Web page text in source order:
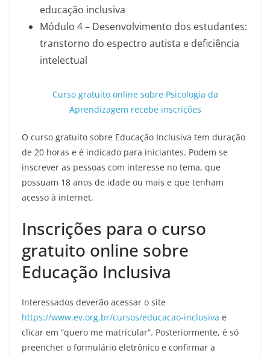
educação inclusiva
Módulo 4 – Desenvolvimento dos estudantes:
transtorno do espectro autista e deficiência
intelectual
Curso gratuito online sobre Psicologia da
Aprendizagem recebe inscrições
O curso gratuito sobre Educação Inclusiva tem duração
de 20 horas e é indicado para iniciantes. Podem se
inscrever as pessoas com interesse no tema, que
possuam 18 anos de idade ou mais e que tenham
acesso à internet.
Inscrições para o curso
gratuito online sobre
Educação Inclusiva
Interessados deverão acessar o site
https://www.ev.org.br/cursos/educacao-inclusiva e
clicar em “quero me matricular”. Posteriormente, é só
preencher o formulário eletrônico e confirmar a